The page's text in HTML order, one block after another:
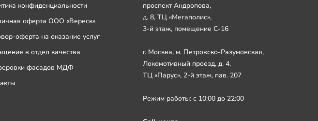
конфиденциальности
оферта ООО «Вереск»
оферта на оказание услуг
в отдел качества
фасадов МДФ
проспект Андропова,
д. 8, ТЦ «Мегаполис»,
3-й этаж, помещение С-16
г. Москва, м. Петровско-Разумовская,
Локомотивный проезд, д. 4,
ТЦ «Парус», 2-й этаж, пав. 207
Режим работы: с 10:00 до 22:00